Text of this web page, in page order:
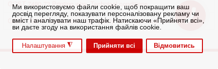
Ми використовуємо файли cookie, щоб покращити ваш
досвід перегляду, показувати персоналізовану рекламу чи
вміст і аналізувати наш трафік. Натискаючи «Прийняти всі»,
ви даєте згоду на використання файлів cookie.
Налаштування ◮ Прийняти всі Відмовитись
GOST 7480-73 Printing wire. Technical conditions
GOST 792-67 Low-carbon high-quality wire. Technical conditions